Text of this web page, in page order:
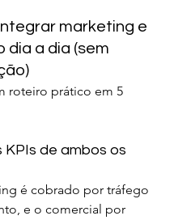
marketing e
dia a dia (sem
roteiro prático em 5
KPIs de ambos os
é cobrado por tráfego
e o comercial por